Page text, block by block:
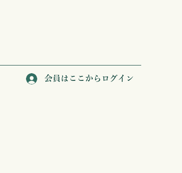
会員はここからログイン